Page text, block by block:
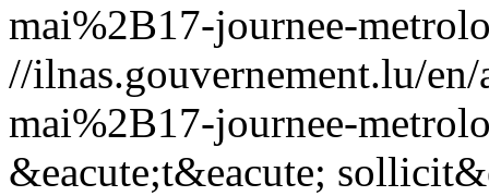
mai%2B17-journee-
//ilnas.gouvernement.lu/
mai%2B17-journee-
&eacute;t&eacute;